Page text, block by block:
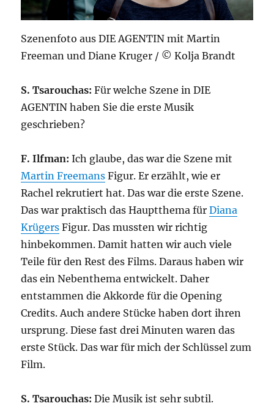
Szenenfoto aus DIE AGENTIN mit Martin
Freeman und Diane Kruger / © Kolja Brandt
S. Tsarouchas: Für welche Szene in DIE
AGENTIN haben Sie die erste Musik
geschrieben?
F. Ilfman: Ich glaube, das war die Szene mit
Martin Freemans Figur. Er erzählt, wie er
Rachel rekrutiert hat. Das war die erste Szene.
Das war praktisch das Hauptthema fürDiana
Krügers Figur. Das mussten wir richtig
hinbekommen. Damit hatten wir auch viele
Teile für den Rest des Films. Daraus haben wir
das ein Nebenthema entwickelt. Daher
entstammen die Akkorde für die Opening
Credits. Auch andere Stücke haben dort ihren
ursprung. Diese fast drei Minuten waren das
erste Stück. Das war für mich der Schlüssel zum
Film.
S. Tsarouchas: Die Musik ist sehr subtil.